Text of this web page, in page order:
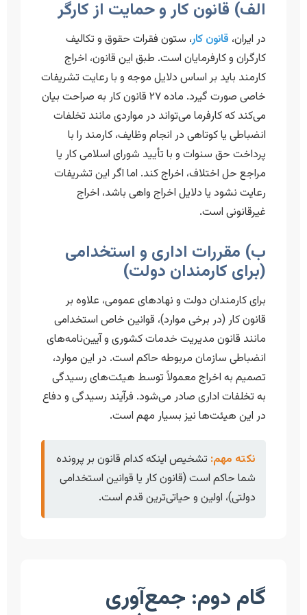
الف) قانون کار و حمایت از کارگر
در ایران، قانون کار، ستون فقرات حقوق و تکالیف
کارگران و کارفرمایان است. طبق این قانون، اخراج
کارمند باید بر اساس دلایل موجه و با رعایت تشریفات
خاصی صورت گیرد. ماده ۲۷ قانون کار به صراحت بیان
می‌کند که کارفرما می‌تواند در مواردی مانند تخلفات
انضباطی یا کوتاهی در انجام وظایف، کارمند را با
پرداخت حق سنوات و با تأیید شورای اسلامی کار یا
مراجع حل اختلاف، اخراج کند. اما اگر این تشریفات
رعایت نشود یا دلایل اخراج واهی باشد، اخراج
غیرقانونی است.
ب) مقررات اداری و استخدامی
(برای کارمندان دولت)
برای کارمندان دولت و نهادهای عمومی، علاوه بر
قانون کار (در برخی موارد)، قوانین خاص استخدامی
مانند قانون مدیریت خدمات کشوری و آیین‌نامه‌های
انضباطی سازمان مربوطه حاکم است. در این موارد،
تصمیم به اخراج معمولاً توسط هیئت‌های رسیدگی
به تخلفات اداری صادر می‌شود. فرآیند رسیدگی و دفاع
در این هیئت‌ها نیز بسیار مهم است.
نکته مهم: تشخیص اینکه کدام قانون بر پرونده
شما حاکم است (قانون کار یا قوانین استخدامی
دولتی)، اولین و حیاتی‌ترین قدم است.
گام دوم: جمع‌آوری